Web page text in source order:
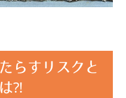
らすリスクと
⁈